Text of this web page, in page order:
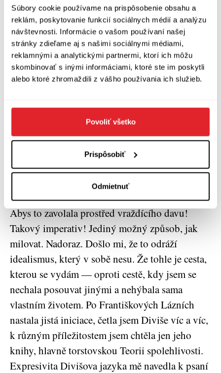
Súbory cookie používame na prispôsobenie obsahu a
reklám, poskytovanie funkcií sociálnych médií a analýzu
návštevnosti. Informácie o vašom používaní našej
stránky zdieľame aj s našimi sociálnymi médiami,
reklamnými a analytickými partnermi, ktorí ich môžu
skombinovať s inými informáciami, ktoré ste im poskytli
alebo ktoré zhromaždili z vášho používania ich služieb.
Povoliť všetko
Prispôsobiť
Odmietnuť
jen jedinkrát sama od sebe neprošena
zatímco běda pod každou mou prosbou leží
prosba
tak útlá jako by se učil sténat leknín
tak úpěnlivá jak poslední vlas před břitvou
a tak horoucí a tolikrát opakována
že se až samospálila a stala neslyšnou
Abys to zavolala prostřed vraždícího davu!
Takový imperativ! Jediný možný způsob, jak
milovat. Nadoraz. Došlo mi, že to odráží
idealismus, který v sobě nesu. Že tohle je cesta,
kterou se vydám — oproti cestě, kdy jsem se
nechala posouvat jinými a nehýbala sama
vlastním životem. Po Františkových Lázních
nastala jistá iniciace, četla jsem Diviše víc a víc,
k různým příležitostem jsem chtěla jen jeho
knihy, hlavně torstovskou Teorii spolehlivosti.
Expresivita Divišova jazyka mě navedla k psaní